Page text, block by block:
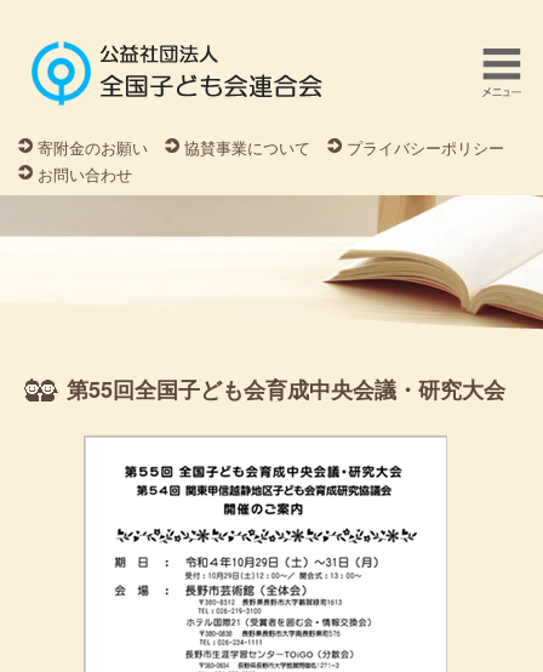
寄附金のお願い 協賛事業について
プライバシーポリシー
お問い合わせ
第55回全国子ども会育成中央会議・研究大会